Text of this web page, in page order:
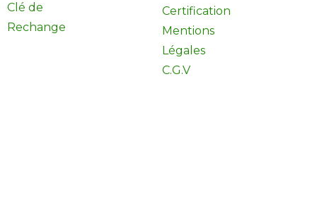
Clé de
Rechange
Certification
Mentions
Légales
C.G.V